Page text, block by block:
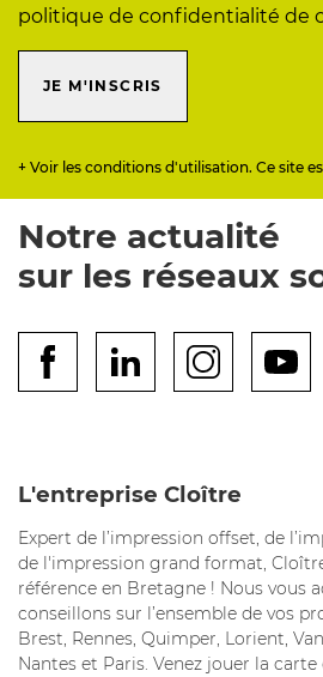
politique de confidentialité de
JE M'INSCRIS
+ Voir les conditions d'utilisation. Ce site
Notre actualité
sur les réseaux
L'entreprise Cloître
Expert de l’impression offset, de
de l'impression grand format,
référence en Bretagne ! Nous vous
conseillons sur l’ensemble de vos
Brest, Rennes, Quimper, Lorient,
Nantes et Paris. Venez jouer la